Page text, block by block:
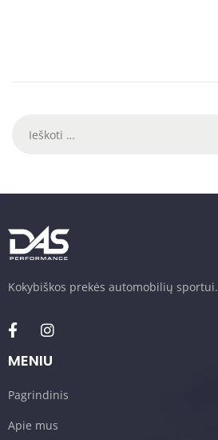
Kokybiškos prekės automobilių sportui.
MENIU
Pagrindinis
Apie mus